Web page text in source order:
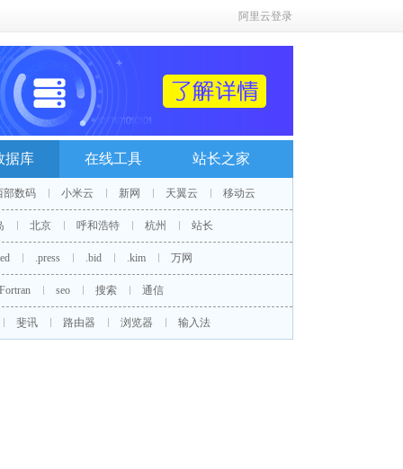
阿里云登录
据库 在线工具 站长之家
部数码 小米云 新网 天翼云 移动云
北京 呼和浩特 杭州 站长
.press .bid .kim 万网
Fortran seo 搜索 通信
斐讯 路由器 浏览器 输入法